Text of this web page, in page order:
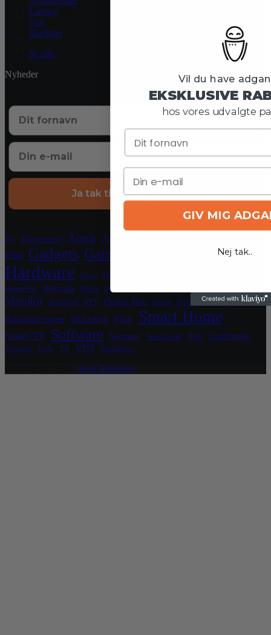
Læring
Tips
Toplister
Se alle
Nyheder
Ja tak til eksklusive tilbud
3D Abonnement Apple Aqara
Elbil Gadgets Gaming
Hardware Have Hjemmekontor
HomePod
Højttaler IKEA iPhone
Monitor Nanoleaf NFT Philips Hue Razer Robotplæneklipper
Robotstøvsuger Sikkerhed Sjov Smart Home
Smart TV Software Sommer Soundboks Spil Tandbørste
Telmore Tesla TV VPN Wordpress
Tech Robotten
Vil du have
EKSKLUSIVE
hos vores udvalgte
GIV MIG
Nej tak..